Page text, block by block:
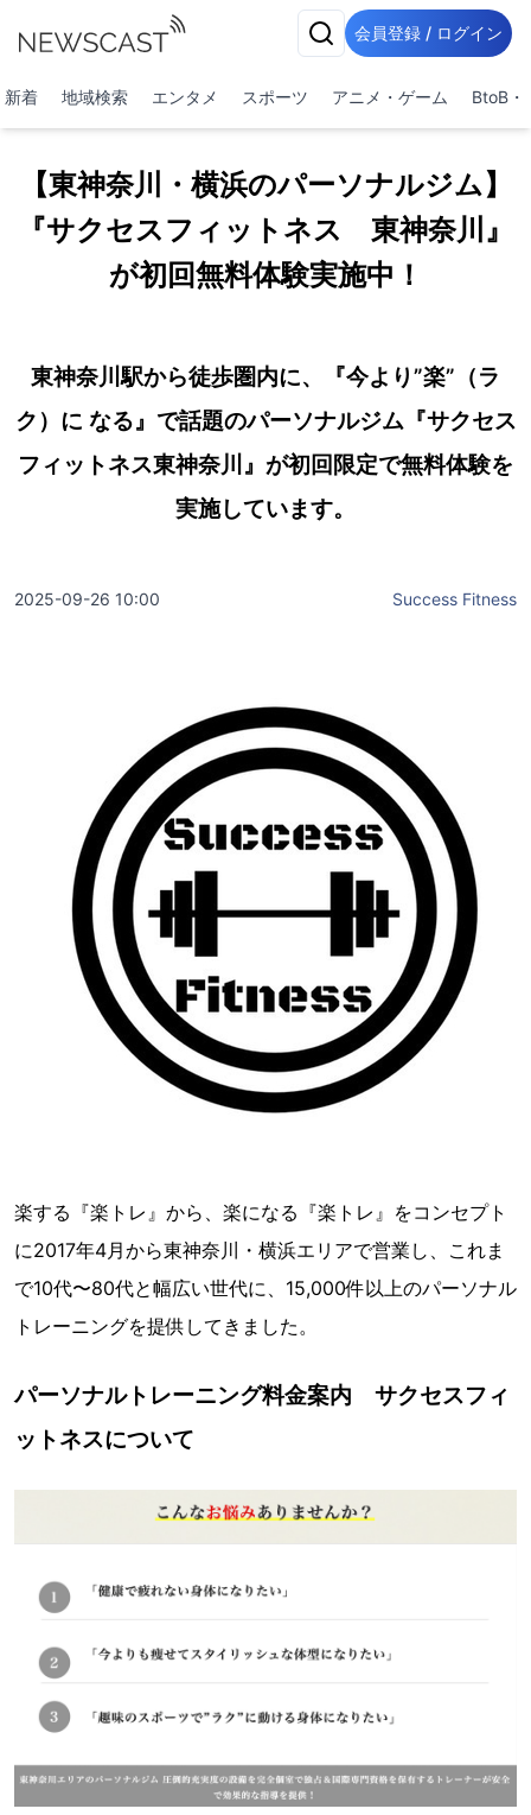
会員登録 / ログイン
新着 地域検索 エンタメ スポーツ アニメ・ゲーム BtoB・
【東神奈川・横浜のパーソナルジム】
『サクセスフィットネス 東神奈川』
が初回無料体験実施中！
東神奈川駅から徒歩圏内に、『今より”楽”（ラ
ク）に なる』で話題のパーソナルジム『サクセス
フィットネス東神奈川』が初回限定で無料体験を
実施しています。
2025-09-26 10:00 Success Fitness
楽する『楽トレ』から、楽になる『楽トレ』をコンセプト
に2017年4月から東神奈川・横浜エリアで営業し、これま
で10代〜80代と幅広い世代に、15,000件以上のパーソナル
トレーニングを提供してきました。
パーソナルトレーニング料金案内 サクセスフィ
ットネスについて